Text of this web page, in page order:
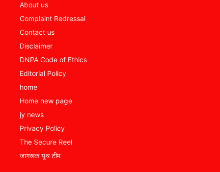
About us
Complaint Redressal
Contact us
Disclaimer
DNPA Code of Ethics
Editorial Policy
home
Home new page
jy news
Privacy Policy
The Secure Reel
जागरूक यूथ टीम